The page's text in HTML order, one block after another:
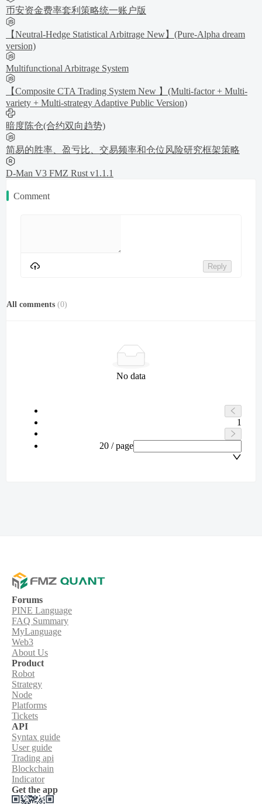
币安资金费率套利策略统一账户版
【Neutral-Hedge Statistical Arbitrage New】(Pure-Alpha dream
version)
Multifunctional Arbitrage System
【Composite CTA Trading System New 】(Multi-factor + Multi-
variety + Multi-strategy Adaptive Public Version)
暗度陈仓(合约双向趋势)
简易的胜率、盈亏比、交易频率和仓位风险研究框架策略
D-Man V3 FMZ Rust v1.1.1
Comment
Reply
All comments (0)
No data
1
20 / page
Forums
PINE Language
FAQ Summary
MyLanguage
Web3
About Us
Product
Robot
Strategy
Node
Platforms
Tickets
API
Syntax guide
User guide
Trading api
Blockchain
Indicator
Get the app